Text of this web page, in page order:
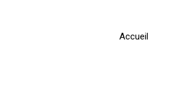
Accueil